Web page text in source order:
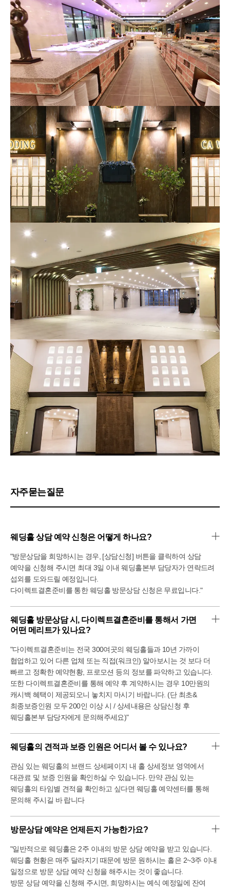
자주묻는질문
웨딩홀 상담 예약 신청은 어떻게 하나요?
"방문상담을 희망하시는 경우, [상담신청] 버튼을 클릭하여 상담
예약을 신청해 주시면 최대 3일 이내 웨딩홀본부 담당자가 연락드려
섭외를 도와드릴 예정입니다.
다이렉트결혼준비를 통한 웨딩홀 방문상담 신청은 무료입니다."
웨딩홀 방문상담 시, 다이렉트결혼준비를 통해서 가면
어떤 메리트가 있나요?
"다이렉트결혼준비는 전국 300여곳의 웨딩홀들과 10년 가까이
협업하고 있어 다른 업체 또는 직접(워크인) 알아보시는 것 보다 더
빠르고 정확한 예약현황, 프로모션 등의 정보를 파악하고 있습니다.
또한 다이렉트결혼준비를 통해 예약 후 계약하시는 경우 10만원의
캐시백 혜택이 제공되오니 놓치지 마시기 바랍니다. (단 최초&
최종보증인원 모두 200인 이상 시 / 상세내용은 상담신청 후
웨딩홀본부 담당자에게 문의해주세요)"
웨딩홀의 견적과 보증 인원은 어디서 볼 수 있나요?
관심 있는 웨딩홀의 브랜드 상세페이지 내 홀 상세정보 영역에서
대관료 및 보증 인원을 확인하실 수 있습니다. 만약 관심 있는
웨딩홀의 타임별 견적을 확인하고 싶다면 웨딩홀 예약센터를 통해
문의해 주시길 바 랍니다
방문상담 예약은 언제든지 가능한가요?
"일반적으로 웨딩홀은 2주 이내의 방문 상담 예약을 받고 있습니다.
웨딩홀 현황은 매주 달라지기 때문에 방문 원하시는 홀은 2~3주 이내
일정으로 방문 상담 예약 신청을 해주시는 것이 좋습니다.
방문 상담 예약을 신청해 주시면, 희망하시는 예식 예정일에 잔여